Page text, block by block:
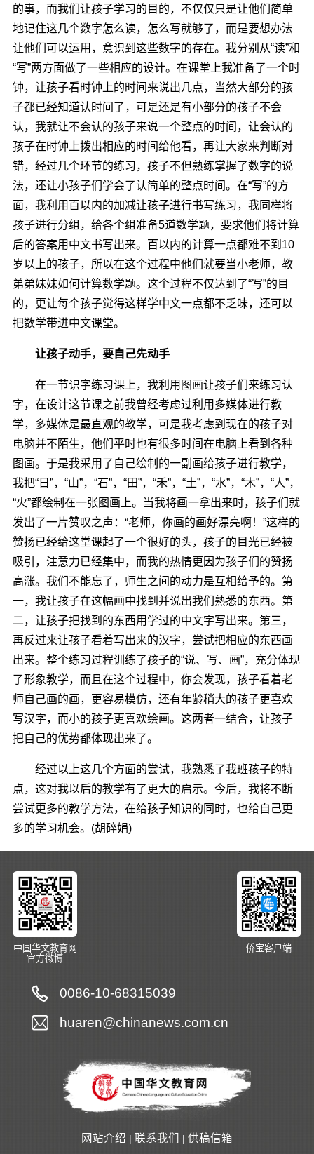
的事，而我们让孩子学习的目的，不仅仅只是让他们简单
地记住这几个数字怎么读，怎么写就够了，而是要想办法
让他们可以运用，意识到这些数字的存在。我分别从“读”和
“写”两方面做了一些相应的设计。在课堂上我准备了一个时
钟，让孩子看时钟上的时间来说出几点，当然大部分的孩
子都已经知道认时间了，可是还是有小部分的孩子不会
认，我就让不会认的孩子来说一个整点的时间，让会认的
孩子在时钟上拨出相应的时间给他看，再让大家来判断对
错，经过几个环节的练习，孩子不但熟练掌握了数字的说
法，还让小孩子们学会了认简单的整点时间。在“写”的方
面，我利用百以内的加减让孩子进行书写练习，我同样将
孩子进行分组，给各个组准备5道数学题，要求他们将计算
后的答案用中文书写出来。百以内的计算一点都难不到10
岁以上的孩子，所以在这个过程中他们就要当小老师，教
弟弟妹妹如何计算数学题。这个过程不仅达到了“写”的目
的，更让每个孩子觉得这样学中文一点都不乏味，还可以
把数学带进中文课堂。
让孩子动手，要自己先动手
在一节识字练习课上，我利用图画让孩子们来练习认
字，在设计这节课之前我曾经考虑过利用多媒体进行教
学，多媒体是最直观的教学，可是我考虑到现在的孩子对
电脑并不陌生，他们平时也有很多时间在电脑上看到各种
图画。于是我采用了自己绘制的一副画给孩子进行教学，
我把“日”，“山”，“石”，“田”，“禾”，“土”，“水”，“木”，“人”，
“火”都绘制在一张图画上。当我将画一拿出来时，孩子们就
发出了一片赞叹之声：“老师，你画的画好漂亮啊！”这样的
赞扬已经给这堂课起了一个很好的头，孩子的目光已经被
吸引，注意力已经集中，而我的热情更因为孩子们的赞扬
高涨。我们不能忘了，师生之间的动力是互相给予的。第
一，我让孩子在这幅画中找到并说出我们熟悉的东西。第
二，让孩子把找到的东西用学过的中文字写出来。第三，
再反过来让孩子看着写出来的汉字，尝试把相应的东西画
出来。整个练习过程训练了孩子的“说、写、画”，充分体现
了形象教学，而且在这个过程中，你会发现，孩子看着老
师自己画的画，更容易模仿，还有年龄稍大的孩子更喜欢
写汉字，而小的孩子更喜欢绘画。这两者一结合，让孩子
把自己的优势都体现出来了。
经过以上这几个方面的尝试，我熟悉了我班孩子的特
点，这对我以后的教学有了更大的启示。今后，我将不断
尝试更多的教学方法，在给孩子知识的同时，也给自己更
多的学习机会。(胡碎娟)
中国华文教育网
官方微博
侨宝客户端
0086-10-68315039
huaren@chinanews.com.cn
网站介绍 | 联系我们 | 供稿信箱